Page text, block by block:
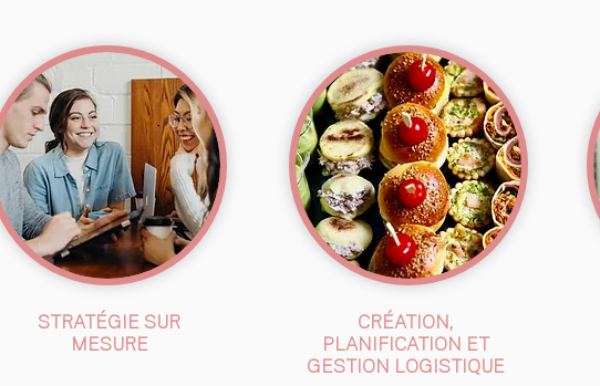
STRATÉGIE SUR
MESURE
CRÉATION,
PLANIFICATION ET
GESTION LOGISTIQUE